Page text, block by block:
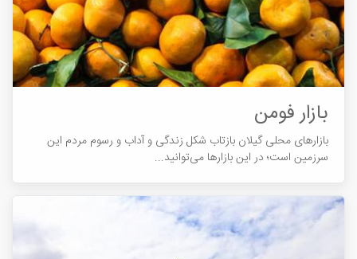
بازار فومن
بازارهای محلی گیلان بازتاب شکل زندگی و آداب و رسوم مردم این
سرزمین است؛ در این بازارها می‌توانید...